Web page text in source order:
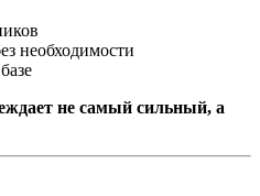
необходимости
не самый сильный, а